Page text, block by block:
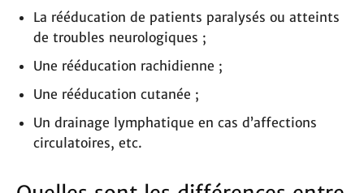
La rééducation de patients paralysés ou atteints
de troubles neurologiques ;
Une rééducation rachidienne ;
Une rééducation cutanée ;
Un drainage lymphatique en cas d’affections
circulatoires, etc.